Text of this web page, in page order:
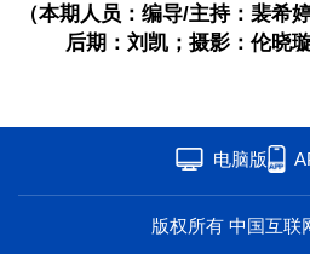
（本期人员：编导/主持：裴希
后期：刘凯；摄影：伦晓
电脑版
版权所有 中国互联